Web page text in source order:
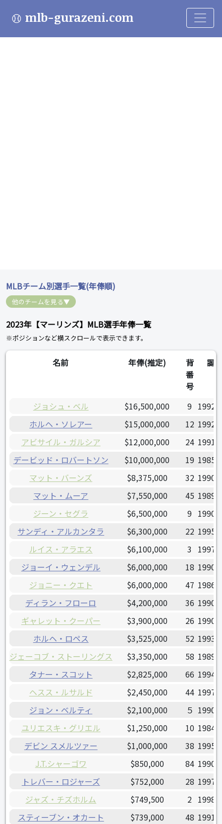
mlb-gurazeni.com
MLBチーム別選手一覧(年俸順)
他のチームを見る▼
2023年【マーリンズ】MLB選手年俸一覧
※ポジションなど横スクロールで表示できます。
名前 年俸(推定)
背
番
号
誕
ジョシュ・ベル $16,500,000 9 1992/
ホルヘ・ソレアー
$15,000,000 12 1992/
アビサイル・ガルシア
$12,000,000 24 1991/
デービッド・ロバートソン
$10,000,000 19 1985/
マット・バーンズ
$8,375,000 32 1990/
マット・ムーア
$7,550,000 45 1989/
ジーン・セグラ
$6,500,000 9 1990/
サンディ・アルカンタラ
$6,300,000 22 1995/
ルイス・アラエス
$6,100,000 3 1997/
ジョーイ・ウェンデル
$6,000,000 18 1990/
ジョニー・クエト
$6,000,000 47 1986/
ディラン・フローロ
$4,200,000 36 1990/
ギャレット・クーパー
$3,900,000 26 1990/
ホルヘ・ロペス
$3,525,000 52 1993/
ジェーコブ・ストーリングス
$3,350,000 58 1989/
タナー・スコット
$2,825,000 66 1994/
ヘスス・ルサルド
$2,450,000 44 1997/
ジョン・ベルティ
$2,100,000 ５ 1990/
ユリエスキ・グリエル
$1,250,000 10 1984/
デビン スメルツァー
$1,000,000 38 1995/
J.T.シャーゴワ
$850,000 84 1990/
トレバー・ロジャーズ
$752,000 28 1997/
ジャズ・チズホルム
$749,500 2 1998/
スティーブン・オカート
$739,000 48 1991/